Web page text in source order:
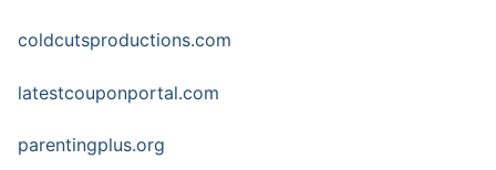
coldcutsproductions.com
latestcouponportal.com
parentingplus.org